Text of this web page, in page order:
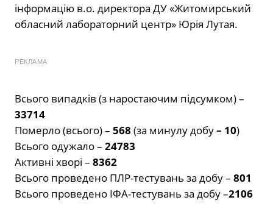
інформацію в.о. директора ДУ «Житомирський
обласний лабораторний центр» Юрія Лутая.
РЕКЛАМА
Всього випадків (з наростаючим підсумком) –
33714
Померло (всього) – 568 (за минулу добу– 10)
Всього одужало – 24783
Активні хворі – 8362
Всього проведено ПЛР-тестувань за добу – 801
Всього проведено ІФА-тестувань за добу –2106